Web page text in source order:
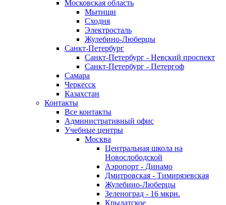
Московская область
Мытищи
Сходня
Электросталь
Жулебино-Люберцы
Санкт-Петербург
Санкт-Петербург - Невский проспект
Санкт-Петербург - Петергоф
Самара
Черкесск
Казахстан
Контакты
Все контакты
Административный офис
Учебные центры
Москва
Центральная школа на
Новослободской
Аэропорт - Динамо
Дмитровская - Тимирязевская
Жулебино-Люберцы
Зеленоград - 16 мкрн.
Крылатское